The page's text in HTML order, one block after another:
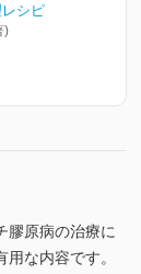
シピ
)
膠原病の治療に
な内容です。